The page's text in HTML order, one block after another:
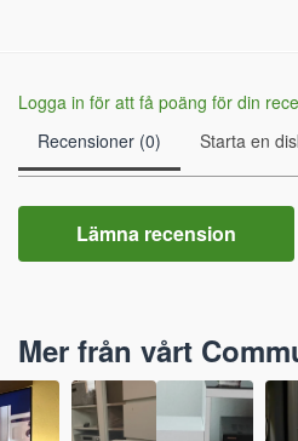
Logga in för att få poäng för din
Recensioner (0)
Starta en
Lämna recension
Mer från vårt